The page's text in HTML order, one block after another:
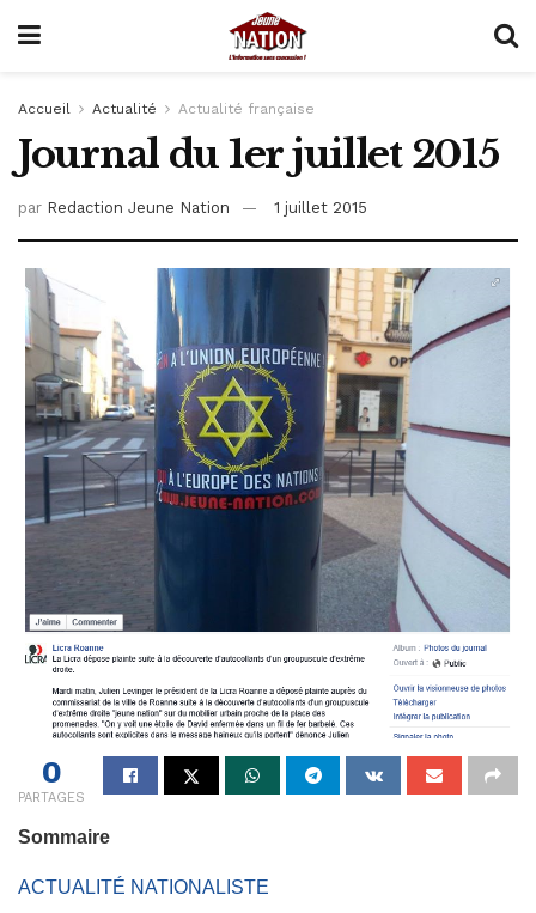
Accueil Actualité Actualité française
Journal du 1er juillet 2015
par Redaction Jeune Nation 1 juillet 2015
0
PARTAGES
Sommaire
ACTUALITÉ NATIONALISTE